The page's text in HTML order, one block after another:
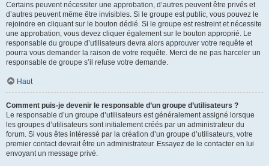
Certains peuvent nécessiter une approbation, d’autres peuvent être privés et
d’autres peuvent même être invisibles. Si le groupe est public, vous pouvez le
rejoindre en cliquant sur le bouton dédié. Si le groupe est restreint et nécessite
une approbation, vous devez cliquer également sur le bouton approprié. Le
responsable du groupe d’utilisateurs devra alors approuver votre requête et
pourra vous demander la raison de votre requête. Merci de ne pas harceler un
responsable de groupe s’il refuse votre demande.
Haut
Comment puis-je devenir le responsable d’un groupe d’utilisateurs ?
Le responsable d’un groupe d’utilisateurs est généralement assigné lorsque
les groupes d’utilisateurs sont initialement créés par un administrateur du
forum. Si vous êtes intéressé par la création d’un groupe d’utilisateurs, votre
premier contact devrait être un administrateur. Essayez de le contacter en lui
envoyant un message privé.